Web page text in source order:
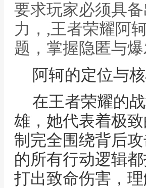
要求玩家必须具
力，,王者荣耀阿
题，掌握隐匿与
阿轲的定位与
在王者荣耀的
雄，她代表着极
制完全围绕背后
的所有行动逻辑
打出致命伤害，